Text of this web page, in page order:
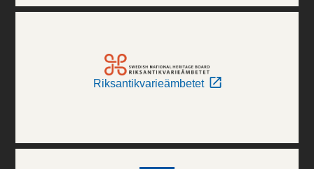
Riksantikvarieämbetet